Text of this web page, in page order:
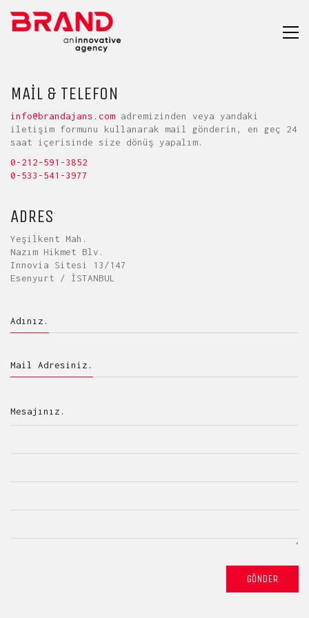
MAIL & TELEFON
info@brandajans.com adremizinden veya yandaki
iletişim formunu kullanarak mail gönderin, en geç 24
saat içerisinde size dönüş yapalım.
0-212-591-3852
0-533-541-3977
ADRES
Yeşilkent Mah.
Nazım Hikmet Blv.
Innovia Sitesi 13/147
Esenyurt / İSTANBUL
Adınız.
Mail Adresiniz.
Mesajınız.
GÖNDER